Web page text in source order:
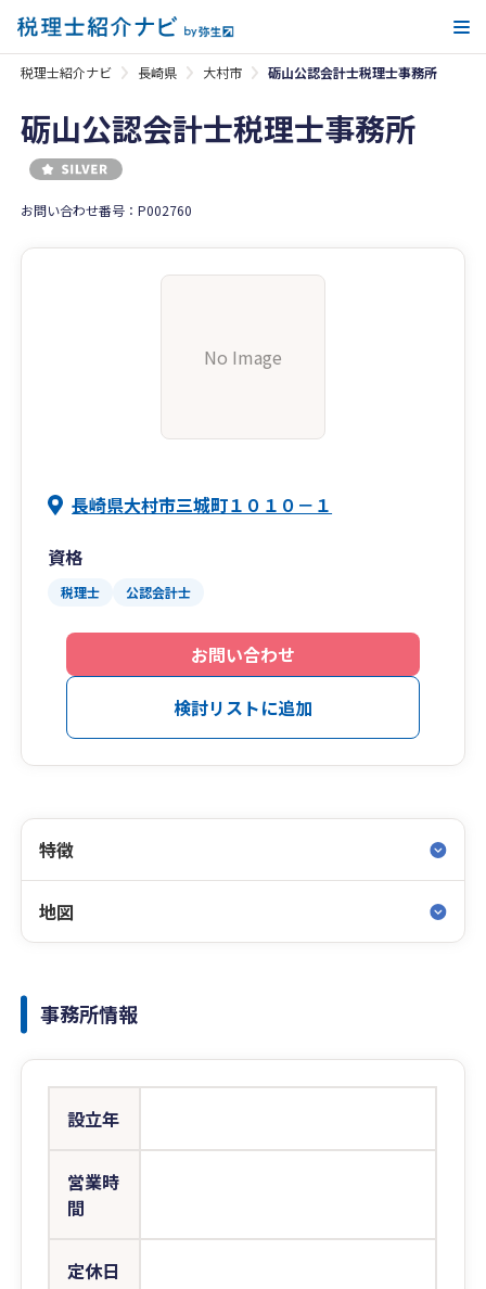
税理士紹介ナビ 長崎県 大村市 砺山公認会計士税理士事務所
砺山公認会計士税理士事務所
お問い合わせ番号：P002760
No Image
長崎県大村市三城町１０１０－１
資格
税理士 公認会計士
お問い合わせ
検討リストに追加
特徴
地図
事務所情報
設立年
営業時
間
定休日